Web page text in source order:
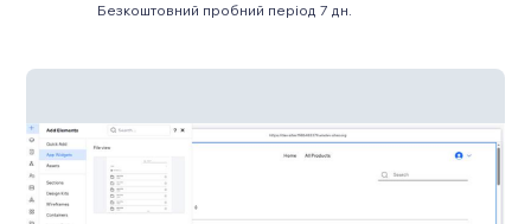
Безкоштовний пробний період 7 дн.